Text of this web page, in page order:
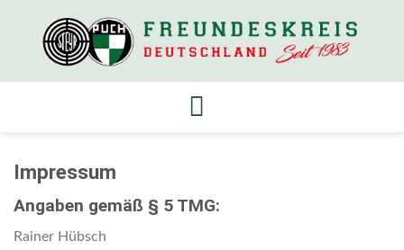
content
Impressum
Angaben gemäß § 5 TMG:
Rainer Hübsch